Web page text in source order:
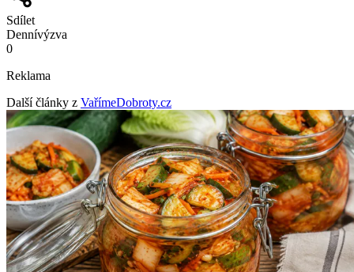
Sdílet
Dennívýzva
0
Reklama
Další články z VařímeDobroty.cz